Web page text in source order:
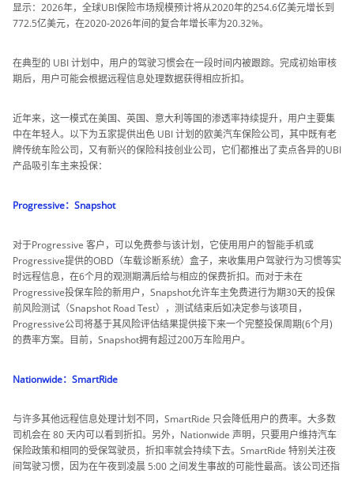
显示：2026年，全球UBI保险市场规模预计将从2020年的254.6亿美元增长到
772.5亿美元，在2020-2026年间的复合年增长率为20.32%。
在典型的 UBI 计划中，用户的驾驶习惯会在一段时间内被跟踪。完成初始审核
期后，用户可能会根据远程信息处理数据获得相应折扣。
近年来，这一模式在美国、英国、意大利等国的渗透率持续提升，用户主要集
中在年轻人。以下为五家提供出色 UBI 计划的欧美汽车保险公司，其中既有老
牌传统车险公司，又有新兴的保险科技创业公司，它们都推出了卖点各异的UBI
产品吸引车主来投保：
Progressive：Snapshot
对于Progressive 客户，可以免费参与该计划，它使用用户的智能手机或
Progressive提供的OBD（车载诊断系统）盒子，来收集用户驾驶行为习惯等实
时远程信息，在6个月的观测期满后给与相应的保费折扣。而对于未在
Progressive投保车险的新用户，Snapshot允许车主免费进行为期30天的投保
前风险测试（Snapshot Road Test），测试结束后如决定参与该项目，
Progressive公司将基于其风险评估结果提供接下来一个完整投保周期(6个月)
的费率方案。目前，Snapshot拥有超过200万车险用户。
Nationwide：SmartRide
与许多其他远程信息处理计划不同，SmartRide 只会降低用户的费率。大多数
司机会在 80 天内可以看到折扣。另外，Nationwide 声明，只要用户维持汽车
保险政策和相同的受保驾驶员，折扣率就会持续下去。SmartRide 特别关注夜
间驾驶习惯，因为在午夜到凌晨 5:00 之间发生事故的可能性最高。该公司还指